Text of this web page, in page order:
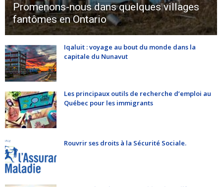
Promenons-nous dans quelques villages
fantômes en Ontario
Iqaluit : voyage au bout du monde dans la
capitale du Nunavut
Les principaux outils de recherche d’emploi au
Québec pour les immigrants
Rouvrir ses droits à la Sécurité Sociale.